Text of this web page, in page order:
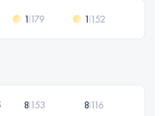
1 179 1 152
8 153 8 116